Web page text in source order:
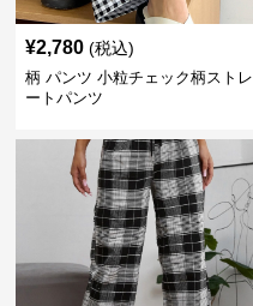
¥2,780 (税込)
柄 パンツ 小粒チェック柄ストレ
ートパンツ